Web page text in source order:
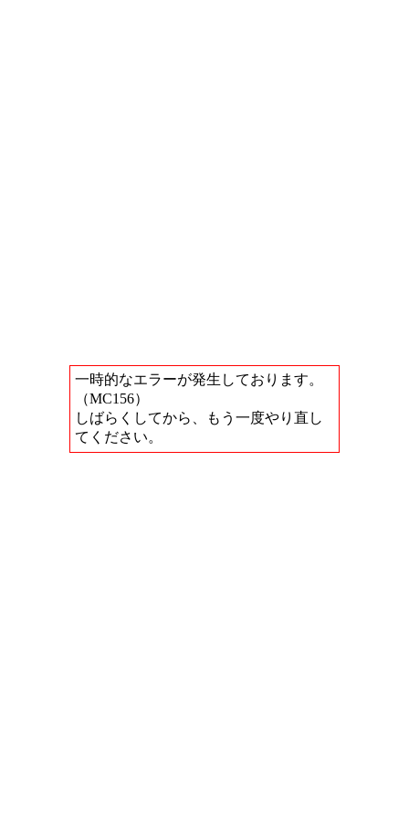
一時的なエラーが発生しております。
（MC156）
しばらくしてから、もう一度やり直し
てください。